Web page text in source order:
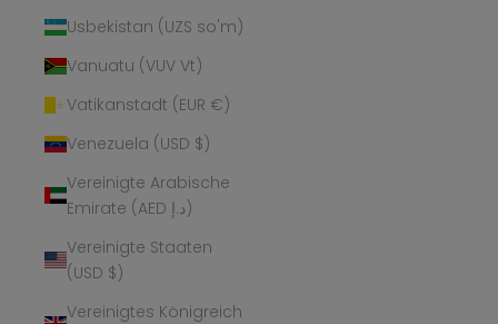
Usbekistan (UZS so'm)
Vanuatu (VUV Vt)
Vatikanstadt (EUR €)
Venezuela (USD $)
Vereinigte Arabische
Emirate (AED د.إ)
Vereinigte Staaten
(USD $)
Vereinigtes Königreich